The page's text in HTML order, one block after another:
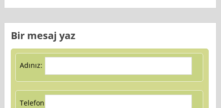
Bir mesaj yaz
Adınız:
Telefon: